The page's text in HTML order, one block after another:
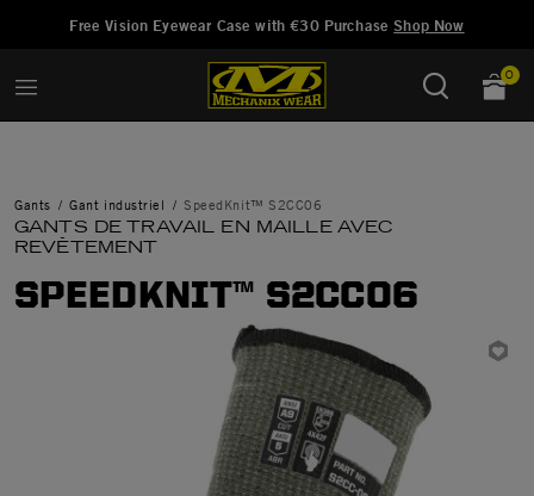
Free Vision Eyewear Case with €30 PurchaseShop Now
0
Gants Gant industriel SpeedKnit™ S2CC06
GANTS DE TRAVAIL EN MAILLE AVEC
REVÊTEMENT
SPEEDKNIT™ S2CC06
Ajouté à Gérer la liste d'envies